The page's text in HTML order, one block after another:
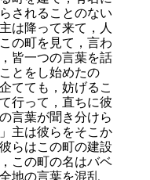
されることのない
は降って来て，人
の町を見て，言わ
皆一つの言葉を話
とをし始めたの
てても，妨げるこ
行って，直ちに彼
言葉が聞き分けら
主は彼らをそこか
らはこの町の建設
この町の名はバベ
地の言葉を混乱